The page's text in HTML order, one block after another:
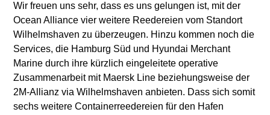
Wir freuen uns sehr, dass es uns gelungen ist, mit der
Ocean Alliance vier weitere Reedereien vom Standort
Wilhelmshaven zu überzeugen. Hinzu kommen noch die
Services, die Hamburg Süd und Hyundai Merchant
Marine durch ihre kürzlich eingeleitete operative
Zusammenarbeit mit Maersk Line beziehungsweise der
2M-Allianz via Wilhelmshaven anbieten. Dass sich somit
sechs weitere Containerreedereien für den Hafen